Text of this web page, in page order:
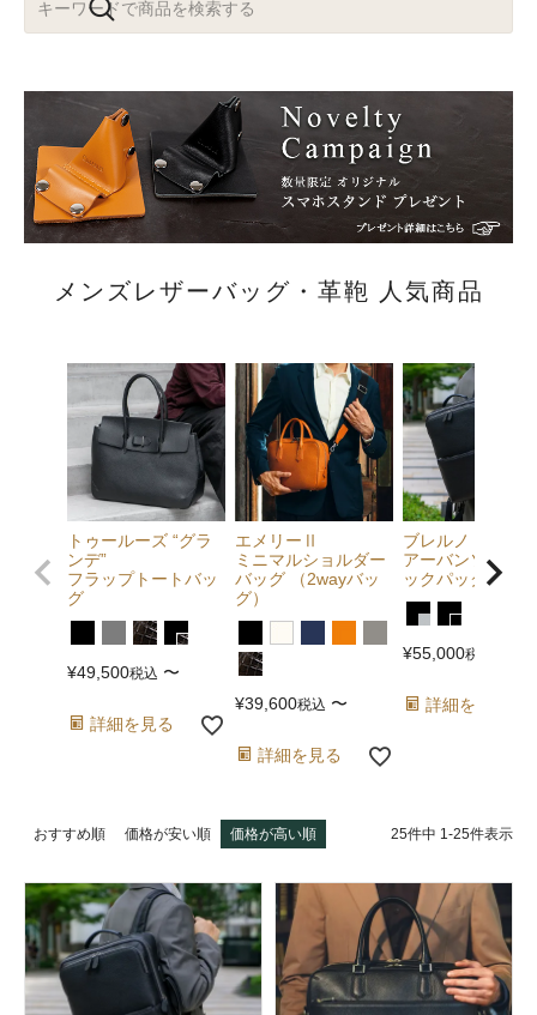
メンズレザーバッグ・革鞄 人気商品
トゥールーズ “グラ
ンデ”
フラップトートバッ
グ
¥49,500税込 〜
詳細を見る
エメリーⅡ
ミニマルショルダー
バッグ （2wayバッ
グ）
¥39,600税込 〜
詳細を見る
ブレルノ
アーバンソリッ
ックパック
¥55,000税込
詳細を見る
おすすめ順 価格が安い順 価格が高い順 25件中 1 -25件表示